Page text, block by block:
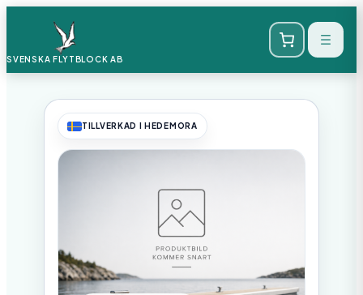
SVENSKA FLYTBLOCK AB
TILLVERKAD I HEDEMORA